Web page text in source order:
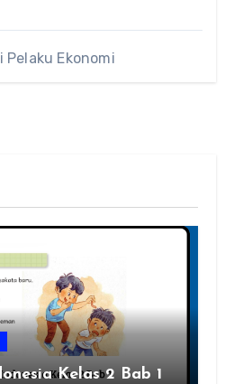
Pelaku Ekonomi
Kelas 2 Bab 1